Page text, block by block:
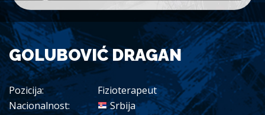
GOLUBOVIĆ DRAGAN
Pozicija:
Fizioterapeut
Nacionalnost:
Srbija